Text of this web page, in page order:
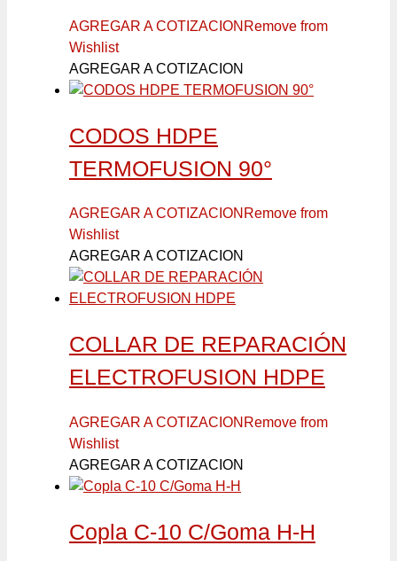
AGREGAR A COTIZACION Remove from
Wishlist
AGREGAR A COTIZACION
CODOS HDPE
TERMOFUSION 90°
AGREGAR A COTIZACION Remove from
Wishlist
AGREGAR A COTIZACION
COLLAR DE REPARACIÓN
ELECTROFUSION HDPE
AGREGAR A COTIZACION Remove from
Wishlist
AGREGAR A COTIZACION
Copla C-10 C/Goma H-H